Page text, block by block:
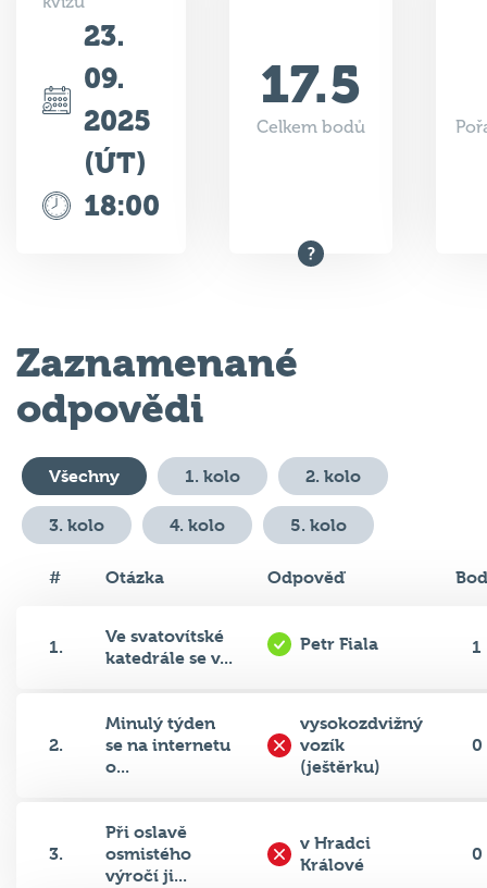
23.
09.
2025
(ÚT)
18:00
17.5
Celkem bodů
Zaznamenané
odpovědi
Všechny 1. kolo 2. kolo
3. kolo 4. kolo 5. kolo
# Otázka Odpověď
1.
Ve svatovítské
katedrále se v...
Petr Fiala 1
2.
Minulý týden
se na internetu
o...
vysokozdvižný
vozík
(ještěrku)
0
3.
Při oslavě
osmistého
výročí ji...
v Hradci
Králové
0